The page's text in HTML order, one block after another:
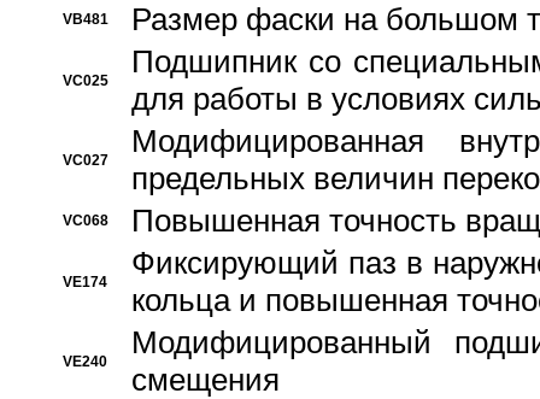
VB481 Размер фаски на большом
VC025
Подшипник со
для работы в условиях
VC027
Модифицированная
предельных величин
VC068 Повышенная точность
VE174
Фиксирующий паз в
кольца и повышенная
VE240
Модифицированный
смещения